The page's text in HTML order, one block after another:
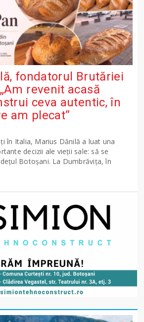
fondatorul Brutăriei
revenit acasă
ceva autentic, în
am plecat”
în Italia, Marius Dănilă a luat una
decizii ale vieții sale: să se
Botoșani. La Dumbrăvița, în